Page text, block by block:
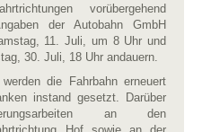
vorübergehend
der Autobahn GmbH
11. Juli, um 8 Uhr und
30. Juli, 18 Uhr andauern.
die Fahrbahn erneuert
instand gesetzt. Darüber
an den